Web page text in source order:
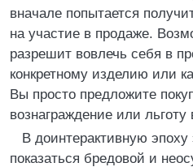
вначале попытается
на участие в продаже.
разрешит вовлечь себя в
конкретному изделию или
Вы просто предложите
вознаграждение или льготу
В доинтерактивную
показаться бредовой и